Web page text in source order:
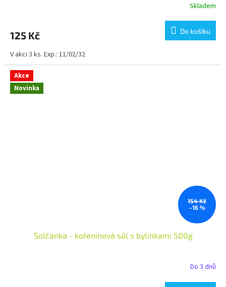
Skladem
125 Kč Do košíku
V akci 3 ks. Exp.: 11/02/32
Akce
Novinka
154 Kč
–16 %
Solčanka - kořeninová sůl s bylinkami 500g
Do 3 dnů